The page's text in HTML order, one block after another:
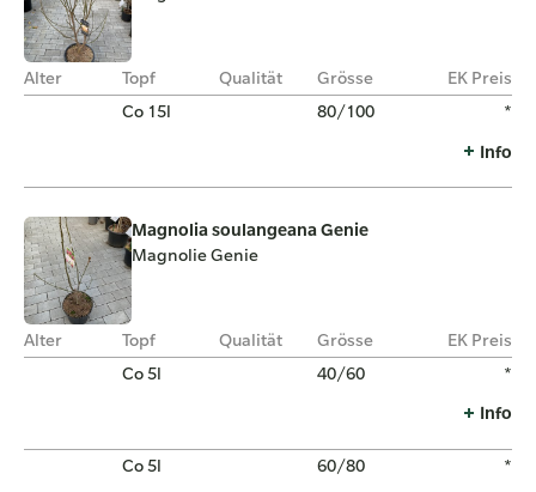
Alter Topf Qualität Grösse
EK Preis
Co 15l
80/100 *
Info
Magnolia soulangeana Genie
Magnolie Genie
Alter Topf Qualität Grösse
EK Preis
Co 5l
40/60 *
Info
Co 5l 60/80 *